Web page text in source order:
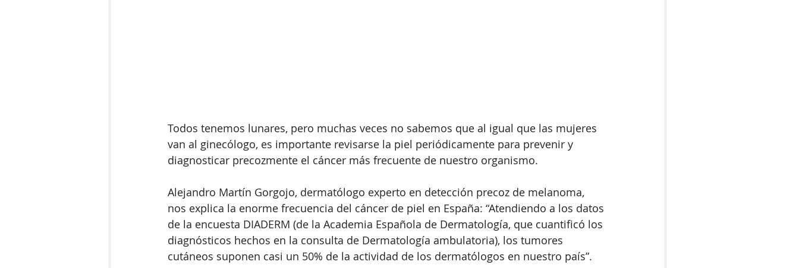
Todos tenemos lunares, pero muchas veces no sabemos que al igual que las mujeres
van al ginecólogo, es importante revisarse la piel periódicamente para prevenir y
diagnosticar precozmente el cáncer más frecuente de nuestro organismo.
Alejandro Martín Gorgojo, dermatólogo experto en detección precoz de melanoma,
nos explica la enorme frecuencia del cáncer de piel en España: “Atendiendo a los datos
de la encuesta DIADERM (de la Academia Española de Dermatología, que cuantificó los
diagnósticos hechos en la consulta de Dermatología ambulatoria), los tumores
cutáneos suponen casi un 50% de la actividad de los dermatólogos en nuestro país”.